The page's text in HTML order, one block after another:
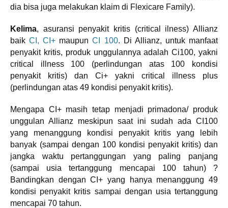
dia bisa juga melakukan klaim di Flexicare Family).
Kelima, asuransi penyakit kritis (critical ilness) Allianz
baikCI, CI+ maupunCI 100. Di Allianz, untuk manfaat
penyakit kritis, produk unggulannya adalah Ci100, yakni
critical illness 100 (perlindungan atas 100 kondisi
penyakit kritis) dan Ci+ yakni critical illness plus
(perlindungan atas 49 kondisi penyakit kritis).
Mengapa CI+ masih tetap menjadi primadona/ produk
unggulan Allianz meskipun saat ini sudah ada CI100
yang menanggung kondisi penyakit kritis yang lebih
banyak (sampai dengan 100 kondisi penyakit kritis) dan
jangka waktu pertanggungan yang paling panjang
(sampai usia tertanggung mencapai 100 tahun) ?
Bandingkan dengan CI+ yang hanya menanggung 49
kondisi penyakit kritis sampai dengan usia tertanggung
mencapai 70 tahun.